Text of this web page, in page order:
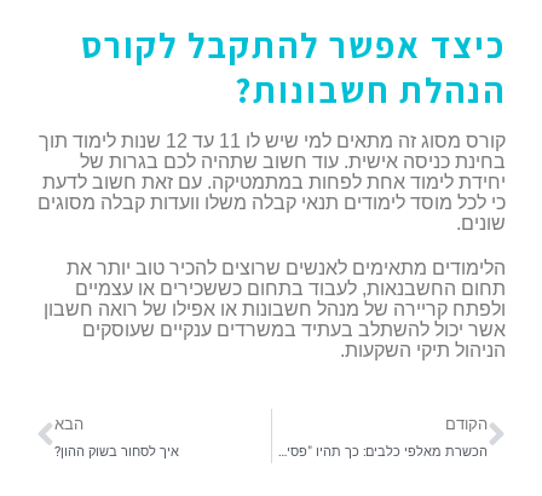
כיצד אפשר להתקבל לקורס
הנהלת חשבונות?
קורס מסוג זה מתאים למי שיש לו 11 עד 12 שנות לימוד תוך
בחינת כניסה אישית. עוד חשוב שתהיה לכם בגרות של
יחידת לימוד אחת לפחות במתמטיקה. עם זאת חשוב לדעת
כי לכל מוסד לימודים תנאי קבלה משלו וועדות קבלה מסוגים
שונים.
הלימודים מתאימים לאנשים שרוצים להכיר טוב יותר את
תחום החשבנאות, לעבוד בתחום כששכירים או עצמיים
ולפתח קריירה של מנהל חשבונות או אפילו של רואה חשבון
אשר יכול להשתלב בעתיד במשרדים ענקיים שעוסקים
הניהול תיקי השקעות.
הקודם הבא
איך לסחור בשוק ההון?